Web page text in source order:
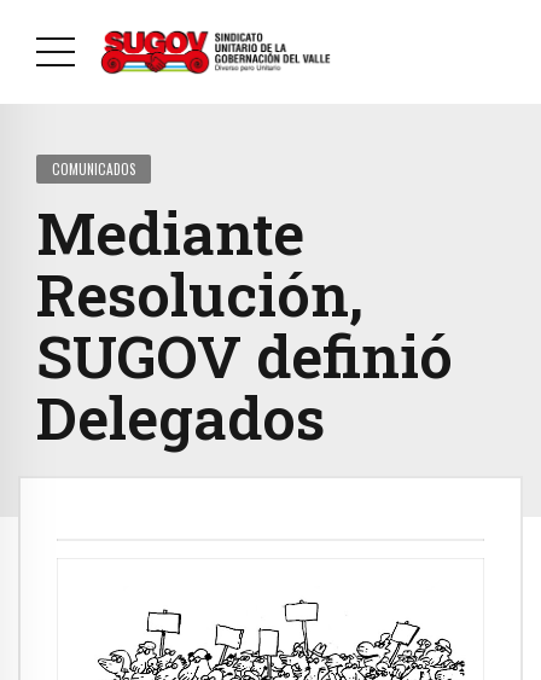
COMUNICADOS
Mediante
Resolución,
SUGOV definió
Delegados